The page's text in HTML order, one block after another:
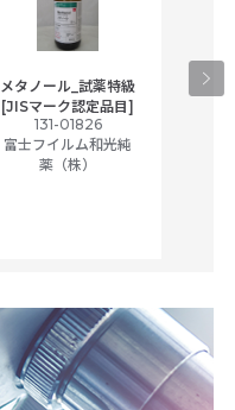
メタノール_試薬特級
[JISマーク認定品目]
131-01826
富士フイルム和光純
薬（株）
ア